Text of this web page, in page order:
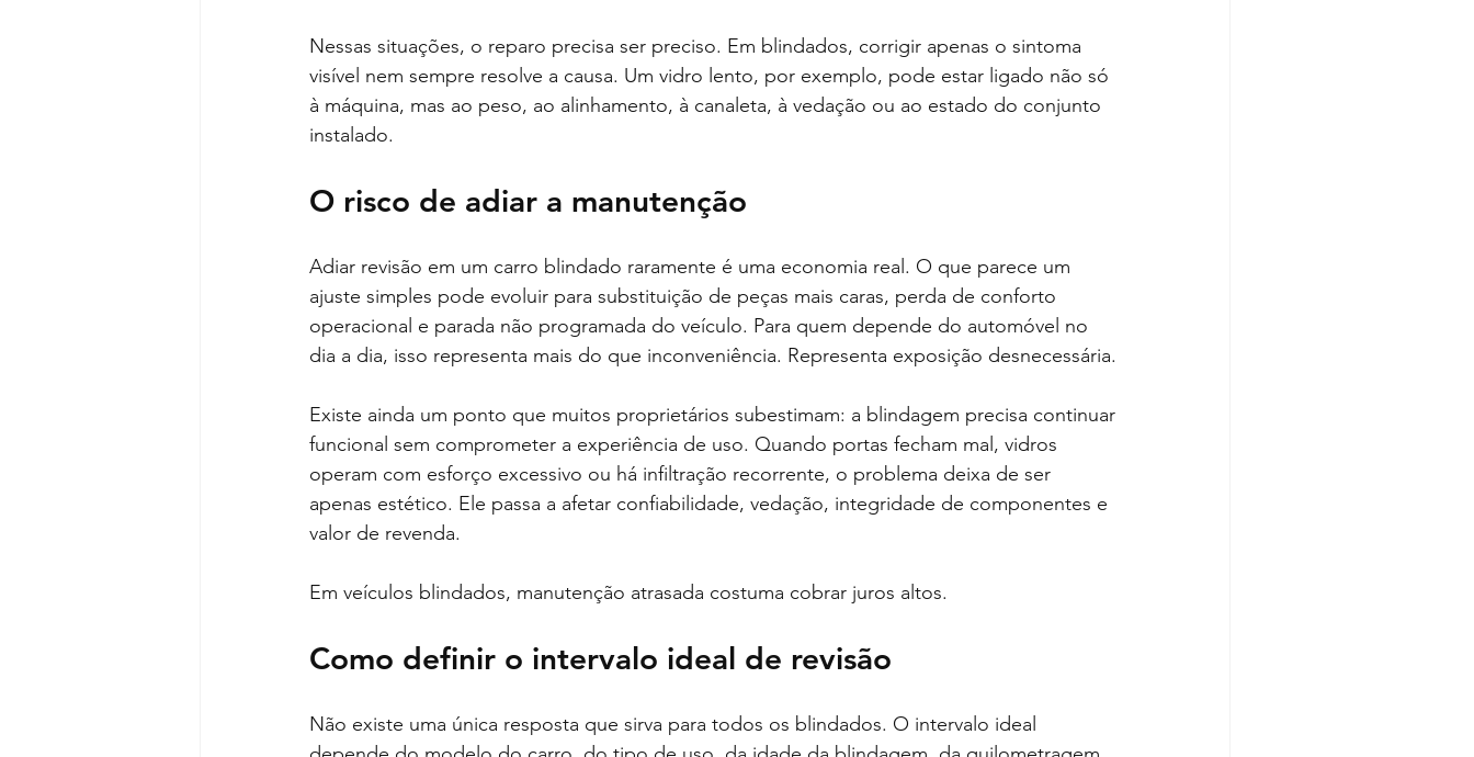
Nessas situações, o reparo precisa ser preciso. Em blindados, corrigir apenas o sintoma
visível nem sempre resolve a causa. Um vidro lento, por exemplo, pode estar ligado não só
à máquina, mas ao peso, ao alinhamento, à canaleta, à vedação ou ao estado do conjunto
instalado.
O risco de adiar a manutenção
Adiar revisão em um carro blindado raramente é uma economia real. O que parece um
ajuste simples pode evoluir para substituição de peças mais caras, perda de conforto
operacional e parada não programada do veículo. Para quem depende do automóvel no
dia a dia, isso representa mais do que inconveniência. Representa exposição desnecessária.
Existe ainda um ponto que muitos proprietários subestimam: a blindagem precisa continuar
funcional sem comprometer a experiência de uso. Quando portas fecham mal, vidros
operam com esforço excessivo ou há infiltração recorrente, o problema deixa de ser
apenas estético. Ele passa a afetar confiabilidade, vedação, integridade de componentes e
valor de revenda.
Em veículos blindados, manutenção atrasada costuma cobrar juros altos.
Como definir o intervalo ideal de revisão
Não existe uma única resposta que sirva para todos os blindados. O intervalo ideal